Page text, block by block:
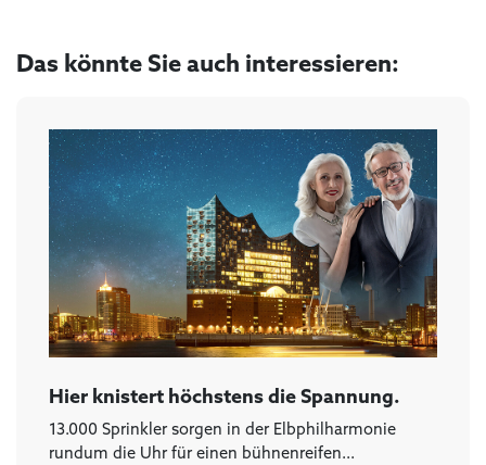
Das könnte Sie auch interessieren:
Hier knistert höchstens die Spannung.
13.000 Sprinkler sorgen in der Elbphilharmonie
rundum die Uhr für einen bühnenreifen...